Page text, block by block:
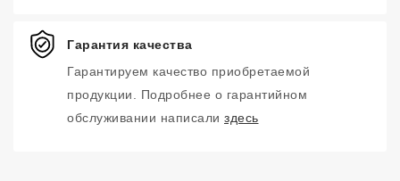
Гарантия качества
Гарантируем качество приобретаемой
продукции. Подробнее о гарантийном
обслуживании написали здесь